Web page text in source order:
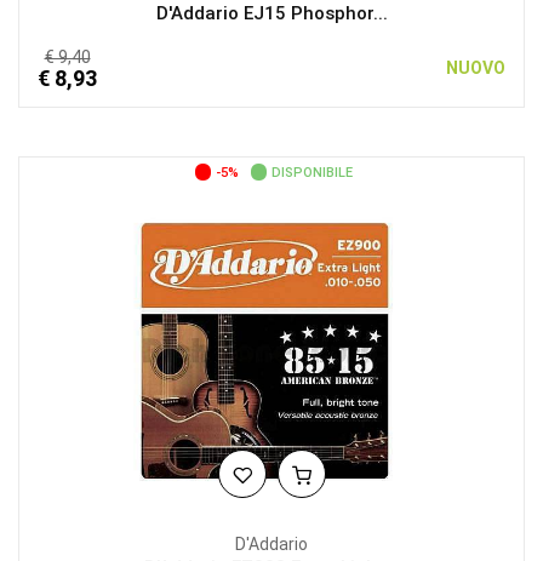
D'Addario EJ15 Phosphor...
€ 9,40
€ 8,93 NUOVO
-5% DISPONIBILE
D'Addario